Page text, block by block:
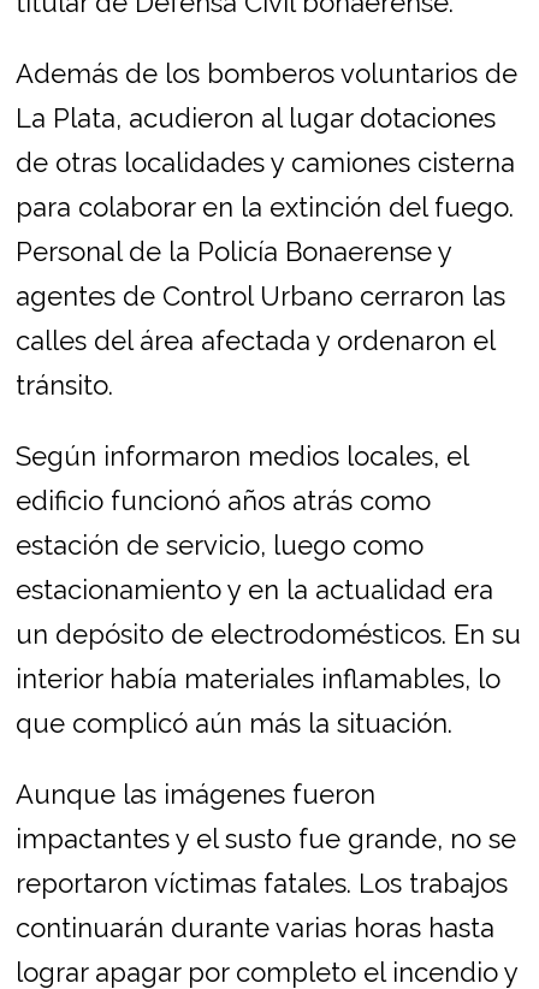
Además de los bomberos voluntarios de
La Plata, acudieron al lugar dotaciones
de otras localidades y camiones cisterna
para colaborar en la extinción del fuego.
Personal de la Policía Bonaerense y
agentes de Control Urbano cerraron las
calles del área afectada y ordenaron el
tránsito.
Según informaron medios locales, el
edificio funcionó años atrás como
estación de servicio, luego como
estacionamiento y en la actualidad era
un depósito de electrodomésticos. En su
interior había materiales inflamables, lo
que complicó aún más la situación.
Aunque las imágenes fueron
impactantes y el susto fue grande, no se
reportaron víctimas fatales. Los trabajos
continuarán durante varias horas hasta
lograr apagar por completo el incendio y